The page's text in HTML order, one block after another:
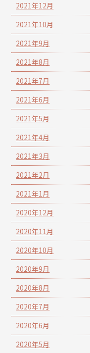
2021年12月
2021年10月
2021年9月
2021年8月
2021年7月
2021年6月
2021年5月
2021年4月
2021年3月
2021年2月
2021年1月
2020年12月
2020年11月
2020年10月
2020年9月
2020年8月
2020年7月
2020年6月
2020年5月